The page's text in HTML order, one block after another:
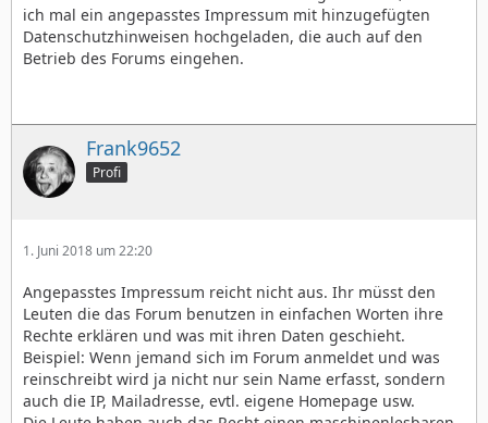
ich mal ein angepasstes Impressum mit hinzugefügten
Datenschutzhinweisen hochgeladen, die auch auf den
Betrieb des Forums eingehen.
Frank9652
Profi
1. Juni 2018 um 22:20
Angepasstes Impressum reicht nicht aus. Ihr müsst den
Leuten die das Forum benutzen in einfachen Worten ihre
Rechte erklären und was mit ihren Daten geschieht.
Beispiel: Wenn jemand sich im Forum anmeldet und was
reinschreibt wird ja nicht nur sein Name erfasst, sondern
auch die IP, Mailadresse, evtl. eigene Homepage usw.